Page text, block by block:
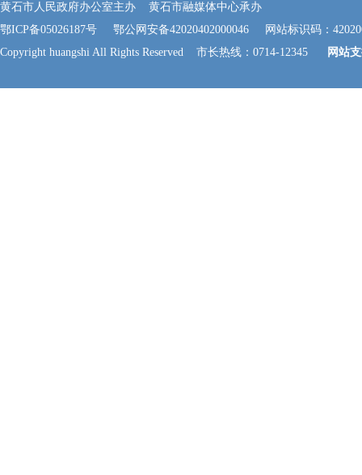
黄石市人民政府办公室主办 黄石市融媒体中心承办
鄂ICP备05026187号
鄂公网安备42020402000046 网站标识码：
Copyright huangshi All Rights Reserved 市长热线：0714-12345
网站